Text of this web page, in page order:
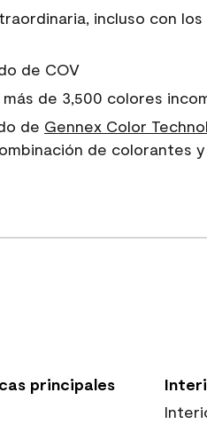
incluso con
de COV
de 3,500 colores
de Gennex Color
de colorantes
principales